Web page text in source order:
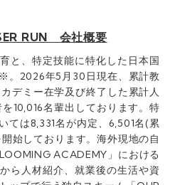
RUN 会社概要
と、特定技能に特化した日本国
。2026年5月30日現在、累計教
デミー在学及び終了した累計人
10,016名輩出しております。特
ては8,331名が内定、6,501名(累
始しております。海外現地の自
ACADEMY」における
ら人材紹介、就業後の生活や資